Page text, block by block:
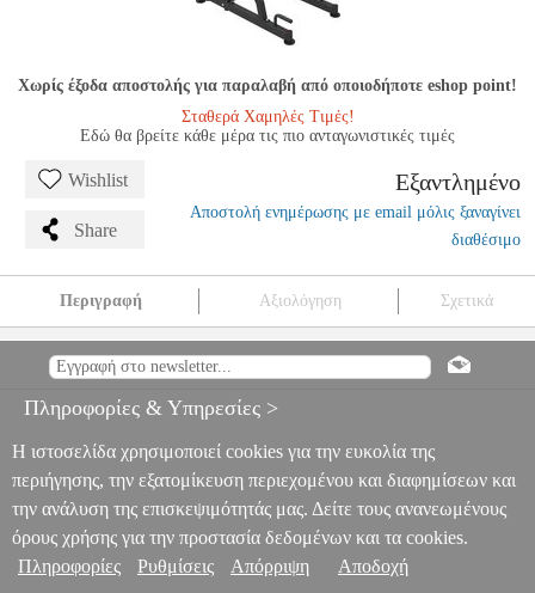
Χωρίς έξοδα αποστολής για παραλαβή από οποιοδήποτε eshop point!
Σταθερά Χαμηλές Τιμές!
Εδώ θα βρείτε κάθε μέρα τις πιο ανταγωνιστικές τιμές
Wishlist
Share
Εξαντλημένο
Αποστολή ενημέρωσης με email μόλις ξαναγίνει
διαθέσιμο
Περιγραφή Αξιολόγηση Σχετικά
PT800 PER.237978 PER.237978
ΠΟΛΥΟΡΓΑΝΑ
POWER TOWER PT800
Πληροφορίες & Υπηρεσίες >
Η ιστοσελίδα χρησιμοποιεί cookies για την ευκολία της
περιήγησης, την εξατομίκευση περιεχομένου και διαφημίσεων και
την ανάλυση της επισκεψιμότητάς μας. Δείτε τους ανανεωμένους
όρους χρήσης για την προστασία δεδομένων και τα cookies.
Πληροφορίες
Ρυθμίσεις Απόρριψη Αποδοχή